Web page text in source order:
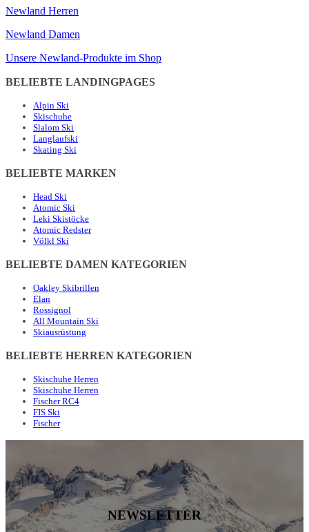
Newland Herren
Newland Damen
Unsere Newland-Produkte im Shop
BELIEBTE LANDINGPAGES
Alpin Ski
Skischuhe
Slalom Ski
Langlaufski
Skating Ski
BELIEBTE MARKEN
Head Ski
Atomic Ski
Leki Skistöcke
Atomic Redster
Völkl Ski
BELIEBTE DAMEN KATEGORIEN
Oakley Skibrillen
Elan
Rossignol
All Mountain Ski
Skiausrüstung
BELIEBTE HERREN KATEGORIEN
Skischuhe Herren
Skischuhe Herren
Fischer RC4
FIS Ski
Fischer
NEWSLETTER